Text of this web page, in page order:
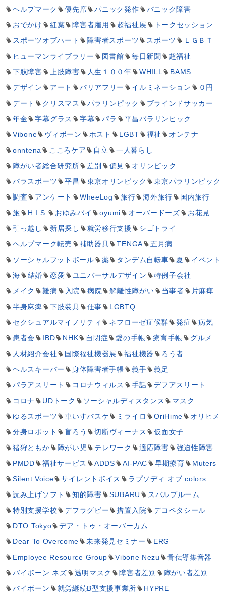
ヘルプマーク
優先席 パニック発作
パニック障害
おでかけ
紅葉 障害者雇用 超福祉展
トークセッション
スポーツオブハート
障害者スポーツ スポーツ
ＬＧＢＴ
ヒューマンライブラリー
図書館 毎日新聞
超福祉
下肢障害
上肢障害 人生１００年 WHILL
BAMS
デザイン
アート バリアフリー イルミネーション
０円
デート
クリスマス パラリンピック
ブラインドサッカー
年金
字幕グラス 字幕 パラ
平昌パラリンピック
Vibone
ヴィボーン ホスト LGBT 福祉
オンテナ
onntena
こころケア 自立
一人暮らし
障がい者総合研究所
差別 偏見
オリンピック
パラスポーツ
平昌 東京オリンピック
東京パラリンピック
調査
アンケート WheeLog 旅行 海外旅行
国内旅行
旅
H.I.S. おゆみパイ oyumi オーバードーズ
お花見
引っ越し
新居探し 就労移行支援
シゴトライ
ヘルプマーク転売
補助器具 TENGA
五月病
ソーシャルフットボール
薬 タンデム自転車 夏
イベント
海
結婚 恋愛 ユニバーサルデザイン
特例子会社
メイク
難病 入院 病院 解離性障がい 当事者
片麻痺
半身麻痺
下肢装具 仕事
LGBTQ
セクシュアルマイノリティ
ネフローゼ症候群 発症
病気
患者会
IBD NHK 自閉症 愛の手帳 療育手帳
グルメ
人材紹介会社
国際福祉機器展 福祉機器
ろう者
ヘルスキーパー
身体障害者手帳 義手
義足
パラアスリート
コロナウィルス 手話
デフアスリート
コロナ
UDトーク ソーシャルディスタンス
マスク
ゆるスポーツ
車いすバスケ ミライロ OriHime
オリヒメ
分身ロボット
盲ろう 切断ヴィーナス
仮面女子
猪狩ともか
障がい児 テレワーク 適応障害
強迫性障害
PMDD
福祉サービス ADDS AI-PAC 早期療育
Muters
Silent Voice
サイレントボイス
ラプソディ オブ colors
読み上げソフト
知的障害 SUBARU
スバルブルーム
特別支援学校
デフラグビー 措置入院
デコペタシール
DTO Tokyo
デア・トゥ・オーバーカム
Dear To Overcome
未来発見セミナー
ERG
Employee Resource Group
Vibone Nezu
骨伝導集音器
バイボーン ネズ
透明マスク 障害者差別
障がい者差別
バイボーン
就労継続B型支援事業所 HYPRE